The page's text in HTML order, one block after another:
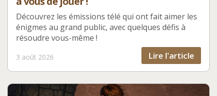
Découvrez les émissions télé qui ont fait aimer les
énigmes au grand public, avec quelques défis à
résoudre vous-même !
3 août 2026 Lire l'article